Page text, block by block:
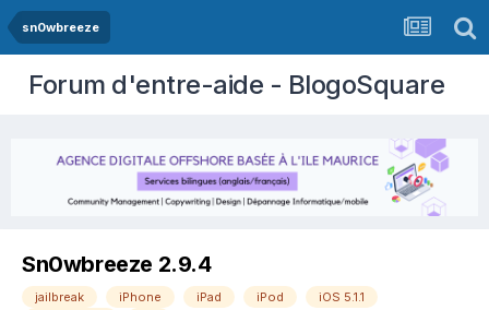
sn0wbreeze
Forum d'entre-aide - BlogoSquare
Sn0wbreeze 2.9.4
jailbreak iPhone iPad iPod
iOS 5.1.1